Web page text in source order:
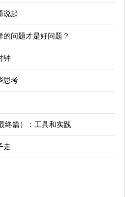
说起
问题才是好问题？
钟
思考
终篇）：工具和实践
走